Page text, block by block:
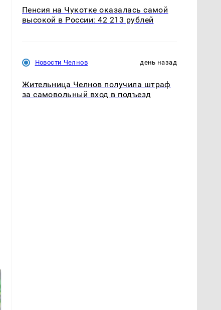
Пенсия на Чукотке оказалась самой
высокой в России: 42 213 рублей
Новости Челнов день назад
Жительница Челнов получила штраф
за самовольный вход в подъезд